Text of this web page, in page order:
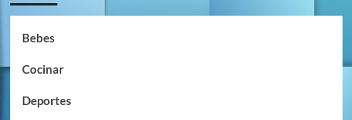
Bebes
Cocinar
Deportes